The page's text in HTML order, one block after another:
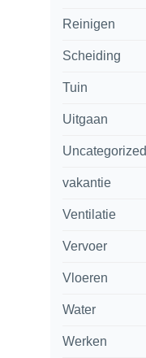
Reinigen
Scheiding
Tuin
Uitgaan
Uncategorized
vakantie
Ventilatie
Vervoer
Vloeren
Water
Werken